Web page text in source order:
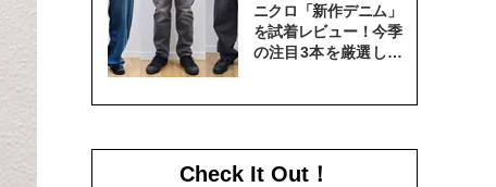
ニクロ「新作デニム」
を試着レビュー！今季
の注目3本を厳選して
Check It Out！